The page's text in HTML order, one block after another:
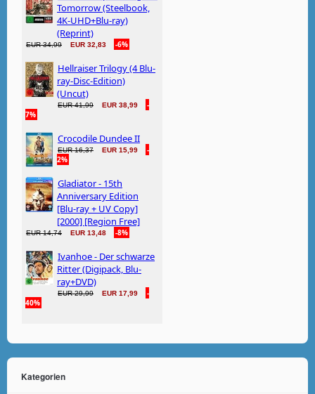
Kategorien